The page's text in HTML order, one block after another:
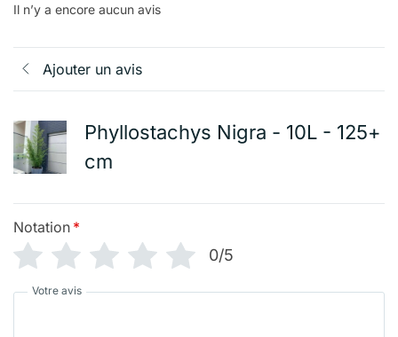
Il n’y a encore aucun avis
Ajouter un avis
Phyllostachys Nigra - 10L - 125+
cm
Notation *
0/5
Votre avis